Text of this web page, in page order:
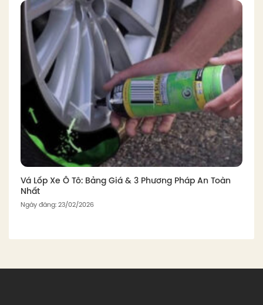
Vá Lốp Xe Ô Tô: Bảng Giá & 3 Phương Pháp An Toàn
Nhất
Ngày đăng: 23/02/2026